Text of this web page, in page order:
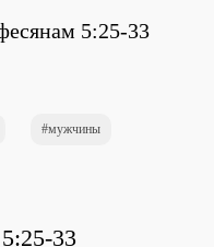
5:25-33
мужчины
33